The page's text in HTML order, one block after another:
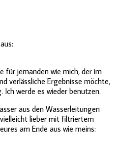
für jemanden wie mich, der im
verlässliche Ergebnisse möchte,
Ich werde es wieder benutzen.
aus den Wasserleitungen
lieber mit filtriertem
am Ende aus wie meins: